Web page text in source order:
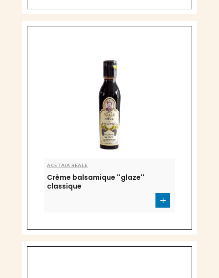
ACETAIA REALE
Crème balsamique ''glaze''
classique